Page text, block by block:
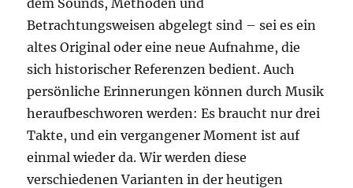
dem Sounds, Methoden und
Betrachtungsweisen abgelegt sind – sei es ein
altes Original oder eine neue Aufnahme, die
sich historischer Referenzen bedient. Auch
persönliche Erinnerungen können durch Musik
heraufbeschworen werden: Es braucht nur drei
Takte, und ein vergangener Moment ist auf
einmal wieder da. Wir werden diese
verschiedenen Varianten in der heutigen